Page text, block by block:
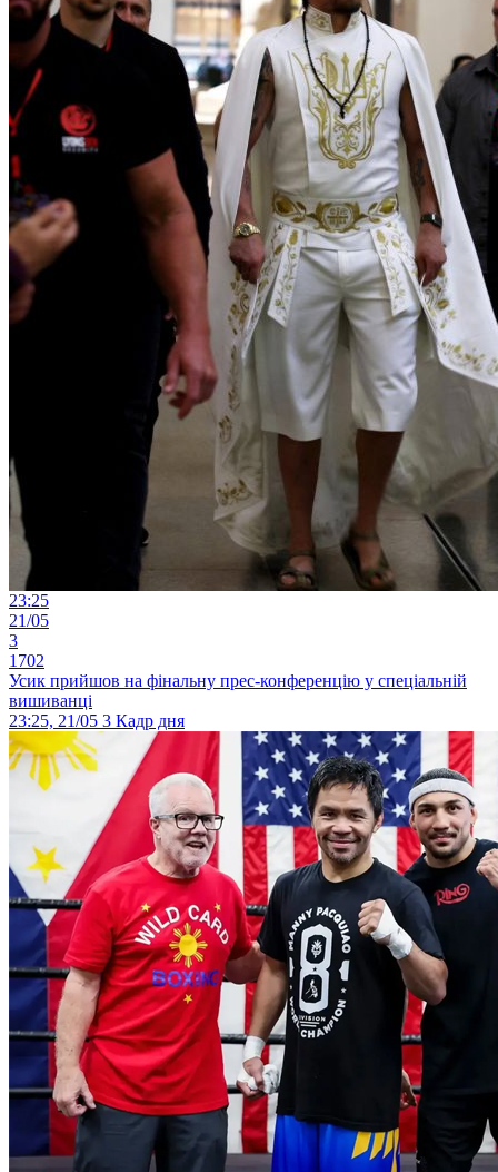
23:25
21/05
3
1702
Усик прийшов на фінальну прес-конференцію у спеціальній
вишиванці
23:25, 21/05 3 Кадр дня